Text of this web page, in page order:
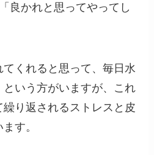
良かれと思ってやってし
てくれると思って、毎日水
いう方がいますが、これ
り返されるストレスと皮
す。